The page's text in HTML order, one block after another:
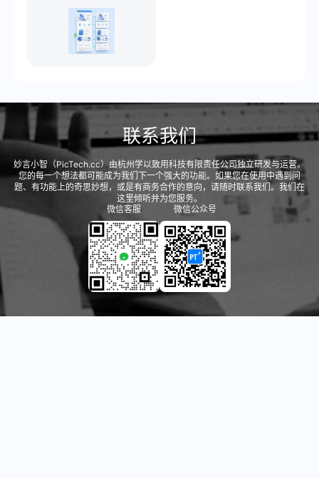
联系我们
妙言小智（PicTech.cc）由杭州学以致用科技有限责任公司独立研发与运营。
您的每一个想法都可能成为我们下一个强大的功能。如果您在使用中遇到问
题、有功能上的奇思妙想，或是有商务合作的意向，请随时联系我们。我们在
这里倾听并为您服务。
微信客服
微信公众号